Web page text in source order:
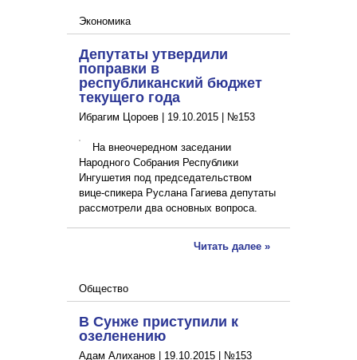
Экономика
Депутаты утвердили
поправки в
республиканский бюджет
текущего года
Ибрагим Цороев | 19.10.2015 №153
На внеочередном заседании
Народного Собрания Республики
Ингушетия под председательством
вице-спикера Руслана Гагиева депутаты
рассмотрели два основных вопроса.
Читать далее »
Общество
В Сунже приступили к
озеленению
Адам Алиханов | 19.10.2015 №153